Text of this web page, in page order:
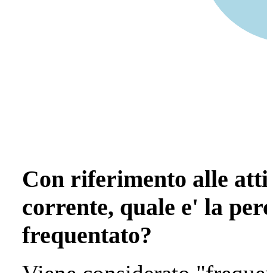
Con riferimento alle
corrente, quale e' la
frequentato?